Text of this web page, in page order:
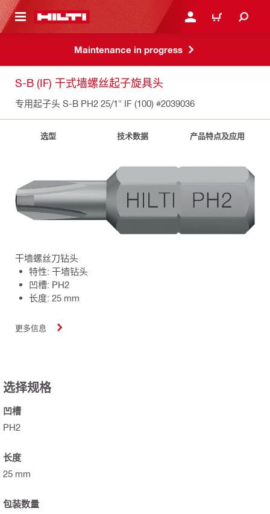
到主页 登录或注册购物车
Maintenance in progress
S-B (IF) 干式墙螺丝起子旋具头
专用起子头 S-B PH2 25/1" IF (100) #2039036
选型 技术数据 产品特点及应用
干墙螺丝刀钻头
特性: 干墙钻头
凹槽: PH2
长度: 25 mm
更多信息
选择规格
凹槽
PH2
长度
25 mm
包装数量